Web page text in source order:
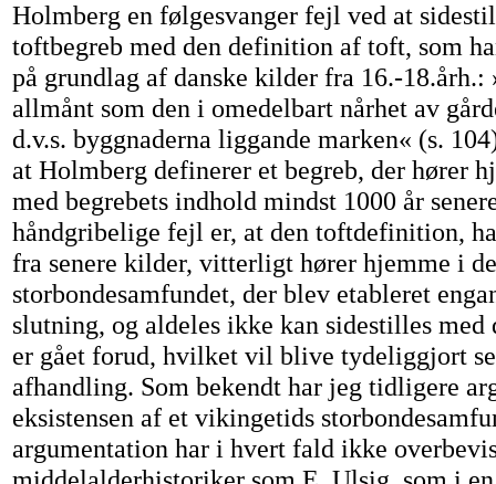
Holmberg en følgesvanger fejl ved at
toftbegreb med den definition af toft, som
på grundlag af danske kilder fra 16.-18.årh.:
allmånt som den i omedelbart nårhet av
d.v.s. byggnaderna liggande marken« (s.
at Holmberg definerer et begreb, der hører
med begrebets indhold mindst 1000 år
håndgribelige fejl er, at den toftdefinition,
fra senere kilder, vitterligt hører hjemme i
storbondesamfundet, der blev etableret
slutning, og aldeles ikke kan sidestilles med
er gået forud, hvilket vil blive tydeliggjort
afhandling. Som bekendt har jeg tidligere
eksistensen af et vikingetids
argumentation har i hvert fald ikke